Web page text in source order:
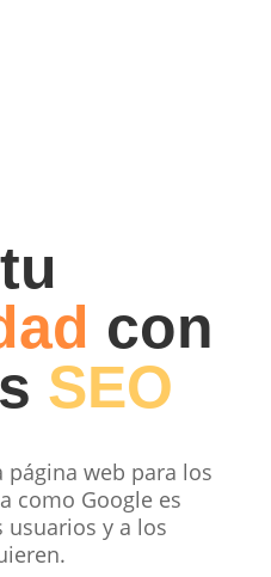
con
SEO
web para los
como Google es
usuarios y a los